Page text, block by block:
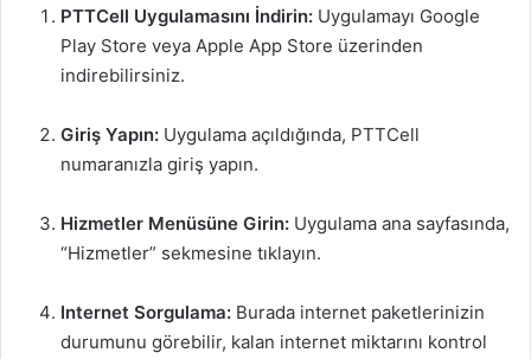
PTTCell Uygulamasını İndirin: Uygulamayı Google
Play Store veya Apple App Store üzerinden
indirebilirsiniz.
Giriş Yapın: Uygulama açıldığında, PTTCell
numaranızla giriş yapın.
Hizmetler Menüsüne Girin: Uygulama ana sayfasında,
“Hizmetler” sekmesine tıklayın.
Internet Sorgulama: Burada internet paketlerinizin
durumunu görebilir, kalan internet miktarını kontrol